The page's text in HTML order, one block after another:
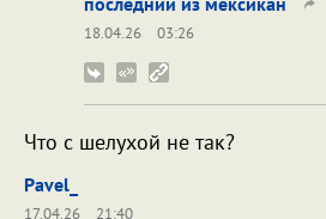
18.04.26
03:26
Что с шелухой не так?
Pavel_
17.04.26
21:40